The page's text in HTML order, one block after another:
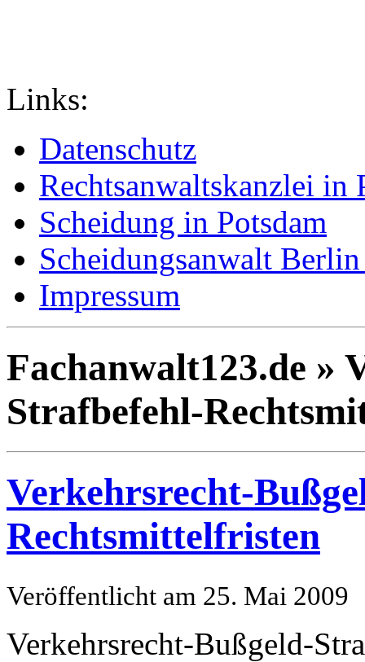
Links:
Datenschutz
Rechtsanwaltskanzlei in
Scheidung in Potsdam
Scheidungsanwalt
Impressum
Fachanwalt123.de »
Strafbefehl-
Verkehrsrecht-
Rechtsmittelfristen
Veröffentlicht am 25. Mai 2009
Verkehrsrecht-Bußgeld-